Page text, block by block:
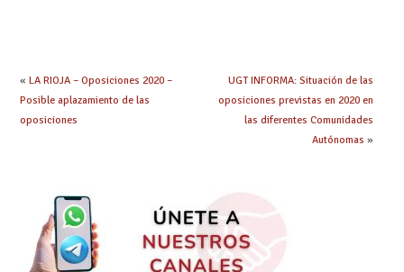
« LA RIOJA – Oposiciones 2020 –
Posible aplazamiento de las
oposiciones
UGT INFORMA: Situación de las
oposiciones previstas en 2020 en
las diferentes Comunidades
Autónomas »